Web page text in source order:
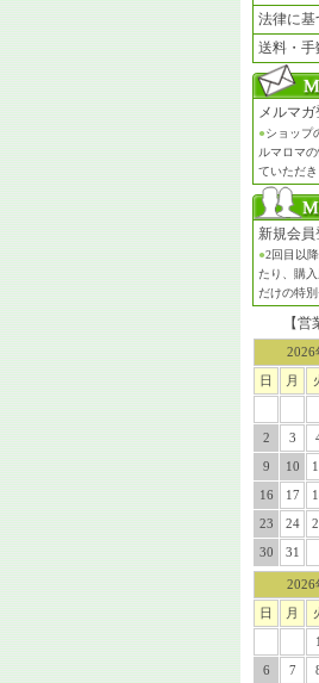
法律に基
送料・手
メルマ
●ショップ
ルマロマ
ていただき
新規会
●2回目以
たり、購
だけの特
【
2026
日
月
2
3
9
10
16
17
23
24
30
31
2026
日
月
1
6
7